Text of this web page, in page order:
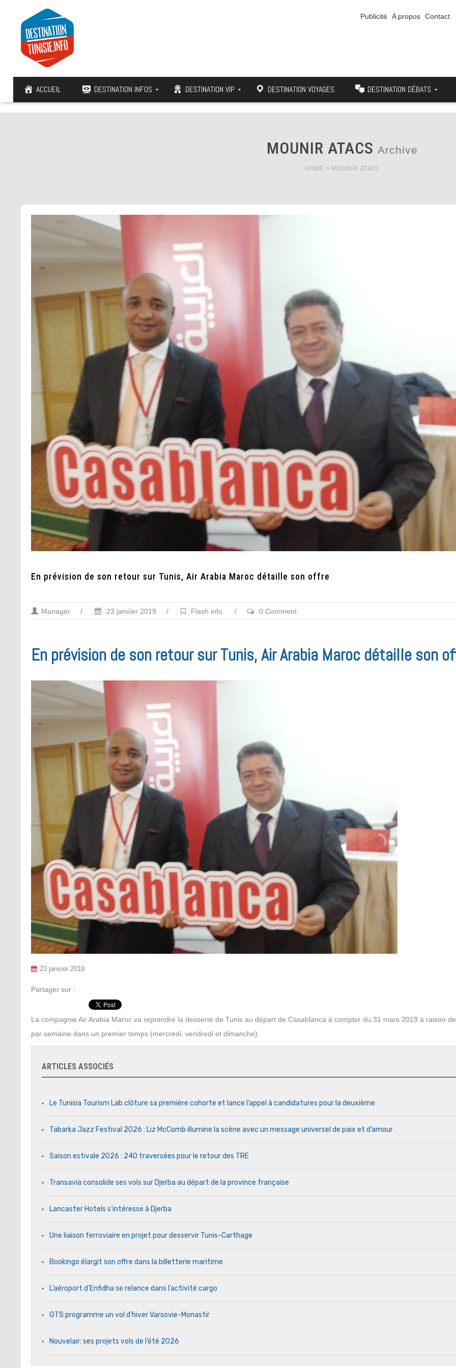
Publicité A propos Contact
ACCUEIL DESTINATION INFOS DESTINATION VIP DESTINATION VOYAGES DESTINATION DÉBATS
MOUNIR ATACS Archive
HOME > MOUNIR ATACS
En prévision de son retour sur Tunis, Air Arabia Maroc détaille son offre
Manager / 23 janvier 2019 / Flash info / 0 Comment
En prévision de son retour sur Tunis, Air Arabia Maroc détaille son
23 janvier 2019
Partager sur :
La compagnie Air Arabia Maroc va reprendre la desserte de Tunis au départ de Casablanca à compter du 31 mars 2019 à raison
par semaine dans un premier temps (mercredi, vendredi et dimanche).
ARTICLES ASSOCIÉS
Le Tunisia Tourism Lab clôture sa première cohorte et lance l’appel à candidatures pour la deuxième
Tabarka Jazz Festival 2026 : Liz McComb illumine la scène avec un message universel de paix et d’amour
Saison estivale 2026 : 240 traversées pour le retour des TRE
Transavia consolide ses vols sur Djerba au départ de la province française
Lancaster Hotels s’intéresse à Djerba
Une liaison ferroviaire en projet pour desservir Tunis-Carthage
Bookingo élargit son offre dans la billetterie maritime
L’aéroport d’Enfidha se relance dans l’activité cargo
GTS programme un vol d’hiver Varsovie-Monastir
Nouvelair: ses projets vols de l’été 2026